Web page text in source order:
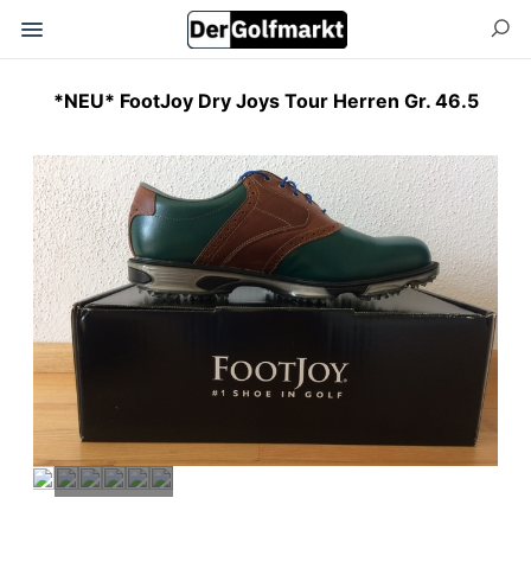
*NEU* FootJoy Dry Joys Tour Herren Gr. 46.5